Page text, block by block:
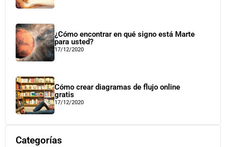
¿Cómo encontrar en qué signo está Marte
para usted?
17/12/2020
Cómo crear diagramas de flujo online
gratis
17/12/2020
Categorías